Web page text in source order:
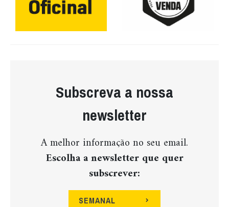
Subscreva a nossa
newsletter
A melhor informação no seu email.
Escolha a newsletter que quer
subscrever:
SEMANAL